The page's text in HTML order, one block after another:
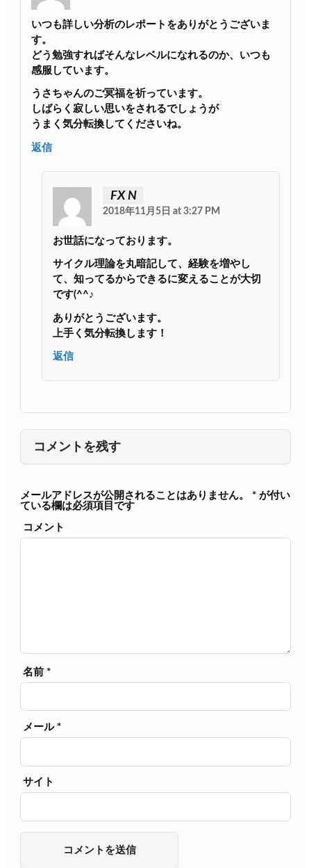
いつも詳しい分析のレポートをありがとうございま
す。
どう勉強すればそんなレベルになれるのか、いつも
感服しています。
うさちゃんのご冥福を祈っています。
しばらく寂しい思いをされるでしょうが
うまく気分転換してくださいね。
返信
FX N
2018年11月5日 at 3:27 PM
お世話になっております。
サイクル理論を丸暗記して、経験を増やし
て、知ってるからできるに変えることが大切
です(^^♪
ありがとうございます。
上手く気分転換します！
返信
コメントを残す
メールアドレスが公開されることはありません。 *が付い
ている欄は必須項目です
コメント
名前 *
メール *
サイト